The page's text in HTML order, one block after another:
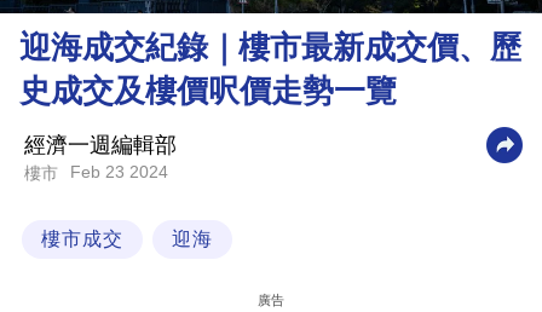
理
財
商
業
科
迎海成交紀錄｜樓市最新成交價、歷
史成交及樓價呎價走勢一覽
經濟一週編輯部
樓市 Feb 23 2024
樓市成交 迎海
廣告